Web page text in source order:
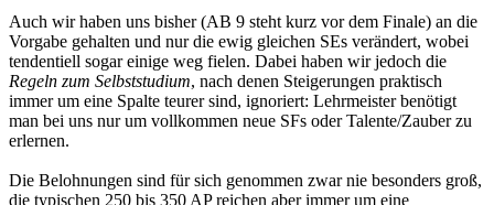
Auch wir haben uns bisher (AB 9 steht kurz vor dem Finale) an die
Vorgabe gehalten und nur die ewig gleichen SEs verändert, wobei
tendentiell sogar einige weg fielen. Dabei haben wir jedoch die
Regeln zum Selbststudium, nach denen Steigerungen praktisch
immer um eine Spalte teurer sind, ignoriert: Lehrmeister benötigt
man bei uns nur um vollkommen neue SFs oder Talente/Zauber zu
erlernen.
Die Belohnungen sind für sich genommen zwar nie besonders groß,
die typischen 250 bis 350 AP reichen aber immer um eine